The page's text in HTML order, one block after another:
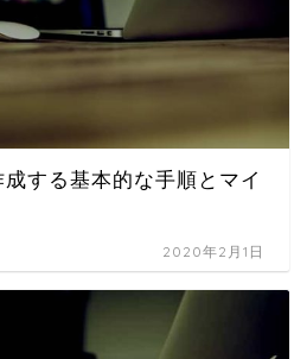
する基本的な手順とマイ
2020年2月1日